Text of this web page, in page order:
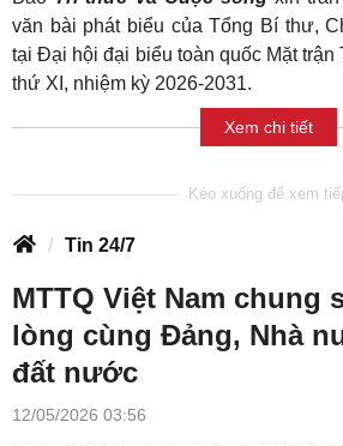
văn bài phát biểu của Tổng Bí thư,
tại Đại hội đại biểu toàn quốc Mặt trận
thứ XI, nhiệm kỳ 2026-2031.
Xem chi tiết
Tin 24/7
MTTQ Việt Nam chung
lòng cùng Đảng, Nhà
đất nước
12/05/2026 03:56